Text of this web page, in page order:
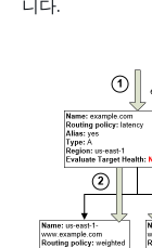
니다.